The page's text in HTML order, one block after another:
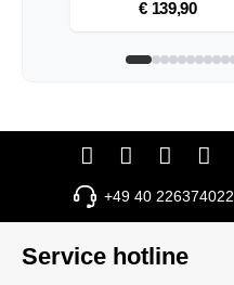
€ 139,90
+49 40 226374022
Service hotline